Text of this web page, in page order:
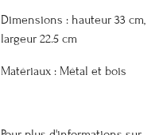
Dimensions : hauteur 33 cm,
largeur 22.5 cm
Matériaux : Métal et bois